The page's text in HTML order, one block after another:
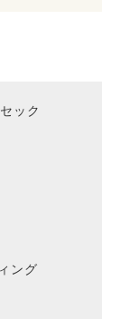
ック
ング